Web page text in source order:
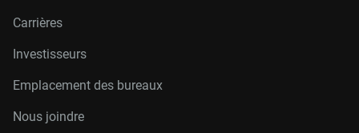
Carrières
Investisseurs
Emplacement des bureaux
Nous joindre